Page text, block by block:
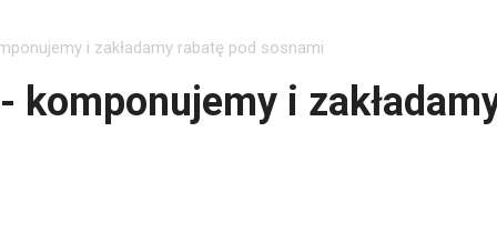
i zakładamy rabatę pod sosnami
komponujemy i